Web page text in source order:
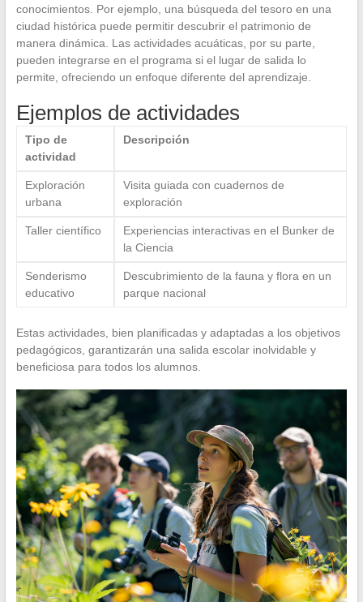
conocimientos. Por ejemplo, una búsqueda del tesoro en una
ciudad histórica puede permitir descubrir el patrimonio de
manera dinámica. Las actividades acuáticas, por su parte,
pueden integrarse en el programa si el lugar de salida lo
permite, ofreciendo un enfoque diferente del aprendizaje.
Ejemplos de actividades
Tipo de
actividad
Descripción
Exploración
urbana
Visita guiada con cuadernos de
exploración
Taller científico
Experiencias interactivas en el Bunker de
la Ciencia
Senderismo
educativo
Descubrimiento de la fauna y flora en un
parque nacional
Estas actividades, bien planificadas y adaptadas a los objetivos
pedagógicos, garantizarán una salida escolar inolvidable y
beneficiosa para todos los alumnos.